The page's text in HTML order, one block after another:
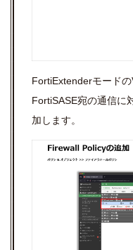
FortiExtenderモード
FortiSASE宛の通信に
加します。